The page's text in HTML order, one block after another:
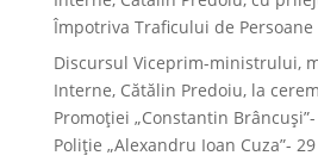
Împotriva Traficului de Persoane
Discursul Viceprim-ministrului,
Interne, Cătălin Predoiu, la
Promoției „Constantin
Poliție „Alexandru Ioan Cuza”-